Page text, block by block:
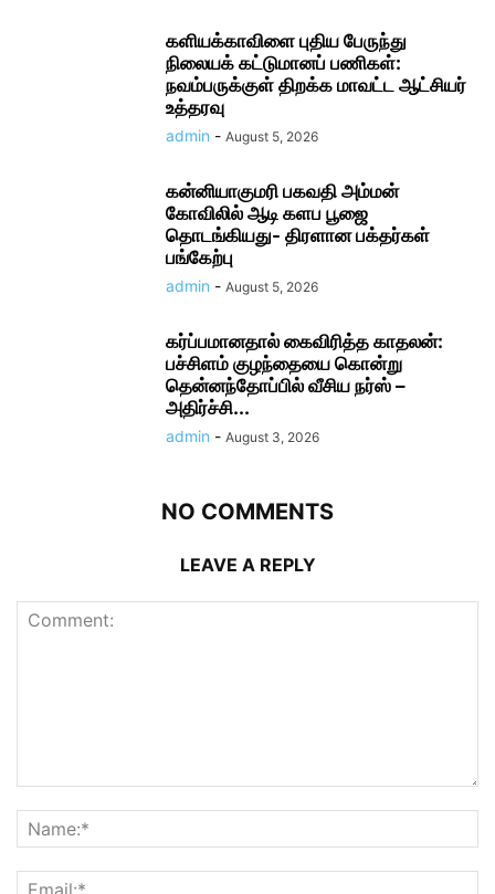
களியக்காவிளை புதிய பேருந்து
நிலையக் கட்டுமானப் பணிகள்:
நவம்பருக்குள் திறக்க மாவட்ட ஆட்சியர்
உத்தரவு
admin - August 5, 2026
கன்னியாகுமரி பகவதி அம்மன்
கோவிலில் ஆடி களப பூஜை
தொடங்கியது- திரளான பக்தர்கள்
பங்கேற்பு
admin - August 5, 2026
கர்ப்பமானதால் கைவிரித்த காதலன்:
பச்சிளம் குழந்தையை கொன்று
தென்னந்தோப்பில் வீசிய நர்ஸ் –
அதிர்ச்சி...
admin - August 3, 2026
NO COMMENTS
LEAVE A REPLY